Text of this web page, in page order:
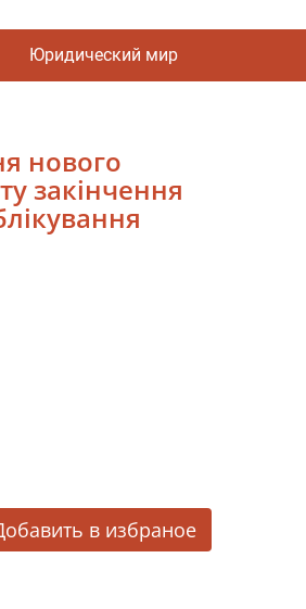
Юридический мир
нового
закінчення
в избраное